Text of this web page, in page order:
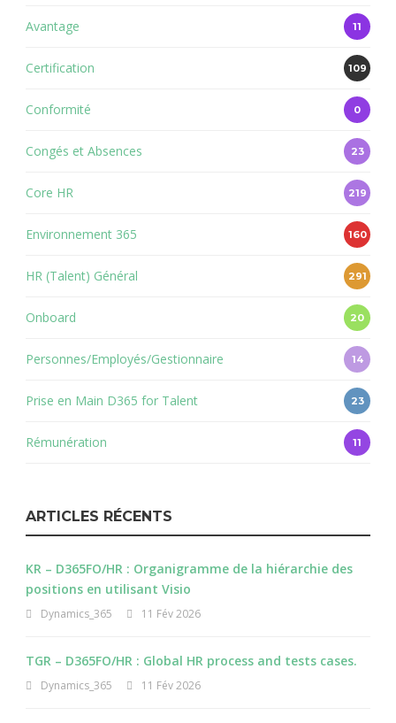
Avantage 11
Certification 109
Conformité 0
Congés et Absences 23
Core HR 219
Environnement 365 160
HR (Talent) Général 291
Onboard 20
Personnes/Employés/Gestionnaire 14
Prise en Main D365 for Talent 23
Rémunération 11
ARTICLES RÉCENTS
KR – D365FO/HR : Organigramme de la hiérarchie des
positions en utilisant Visio
Dynamics_365 11 Fév 2026
TGR – D365FO/HR : Global HR process and tests cases.
Dynamics_365 11 Fév 2026